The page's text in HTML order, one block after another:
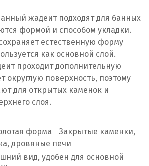
жадеит подходят для банных
формой и способом укладки.
естественную форму
как основной слой.
проходит дополнительную
округлую поверхность, поэтому
для открытых каменок и
слоя.
форма
Закрытые каменки,
дровяные печи
вид, удобен для основной